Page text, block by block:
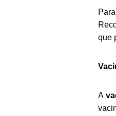
que
A